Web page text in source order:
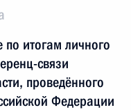
итогам личного
связи
проведённого
Федерации